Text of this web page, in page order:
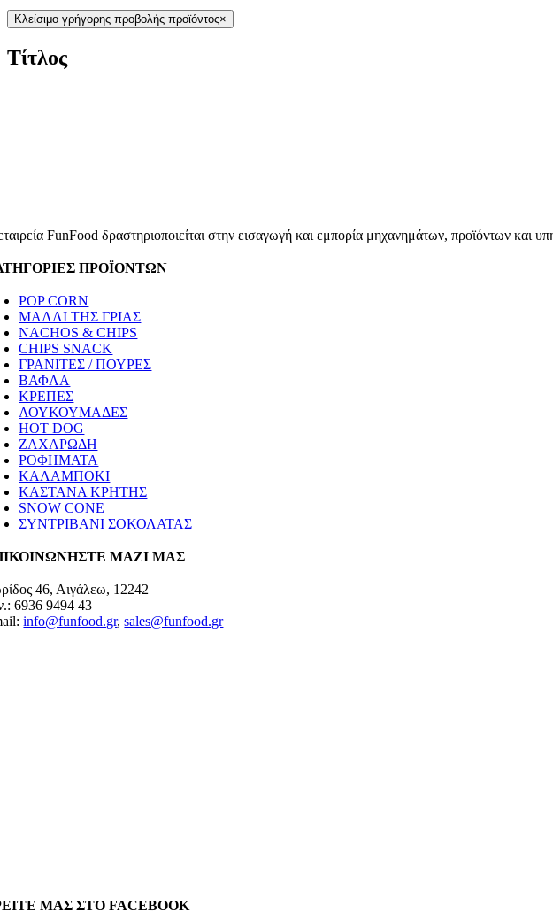
Κλείσιμο γρήγορης προβολής προϊόντος×
Τίτλος
FunFood δραστηριοποιείται στην εισαγωγή και εμπορία μηχανημάτων, προϊόντων και
ΠΡΟΪΟΝΤΩΝ
POP CORN
ΜΑΛΛΙ ΤΗΣ ΓΡΙΑΣ
NACHOS & CHIPS
CHIPS SNACK
ΓΡΑΝΙΤΕΣ / ΠΟΥΡΕΣ
ΒΑΦΛΑ
ΚΡΕΠΕΣ
ΛΟΥΚΟΥΜΑΔΕΣ
HOT DOG
ΖΑΧΑΡΩΔΗ
ΡΟΦΗΜΑΤΑ
ΚΑΛΑΜΠΟΚΙ
ΚΑΣΤΑΝΑ ΚΡΗΤΗΣ
SNOW CONE
ΣΥΝΤΡΙΒΑΝΙ ΣΟΚΟΛΑΤΑΣ
ΜΑΖΙ ΜΑΣ
46, Αιγάλεω, 12242
6936 9494 43
info@funfood.gr,sales@funfood.gr
ΜΑΣ ΣΤΟ FACEBOOK